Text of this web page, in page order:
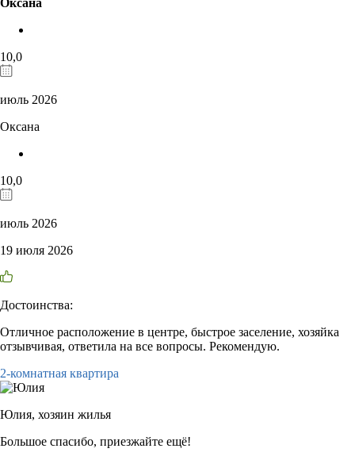
10,0
июль 2026
Оксана
10,0
июль 2026
19 июля 2026
Достоинства:
Отличное расположение в центре, быстрое заселение, хозяйка
отзывчивая, ответила на все вопросы. Рекомендую.
2-комнатная квартира
Юлия, хозяин жилья
Большое спасибо, приезжайте ещё!